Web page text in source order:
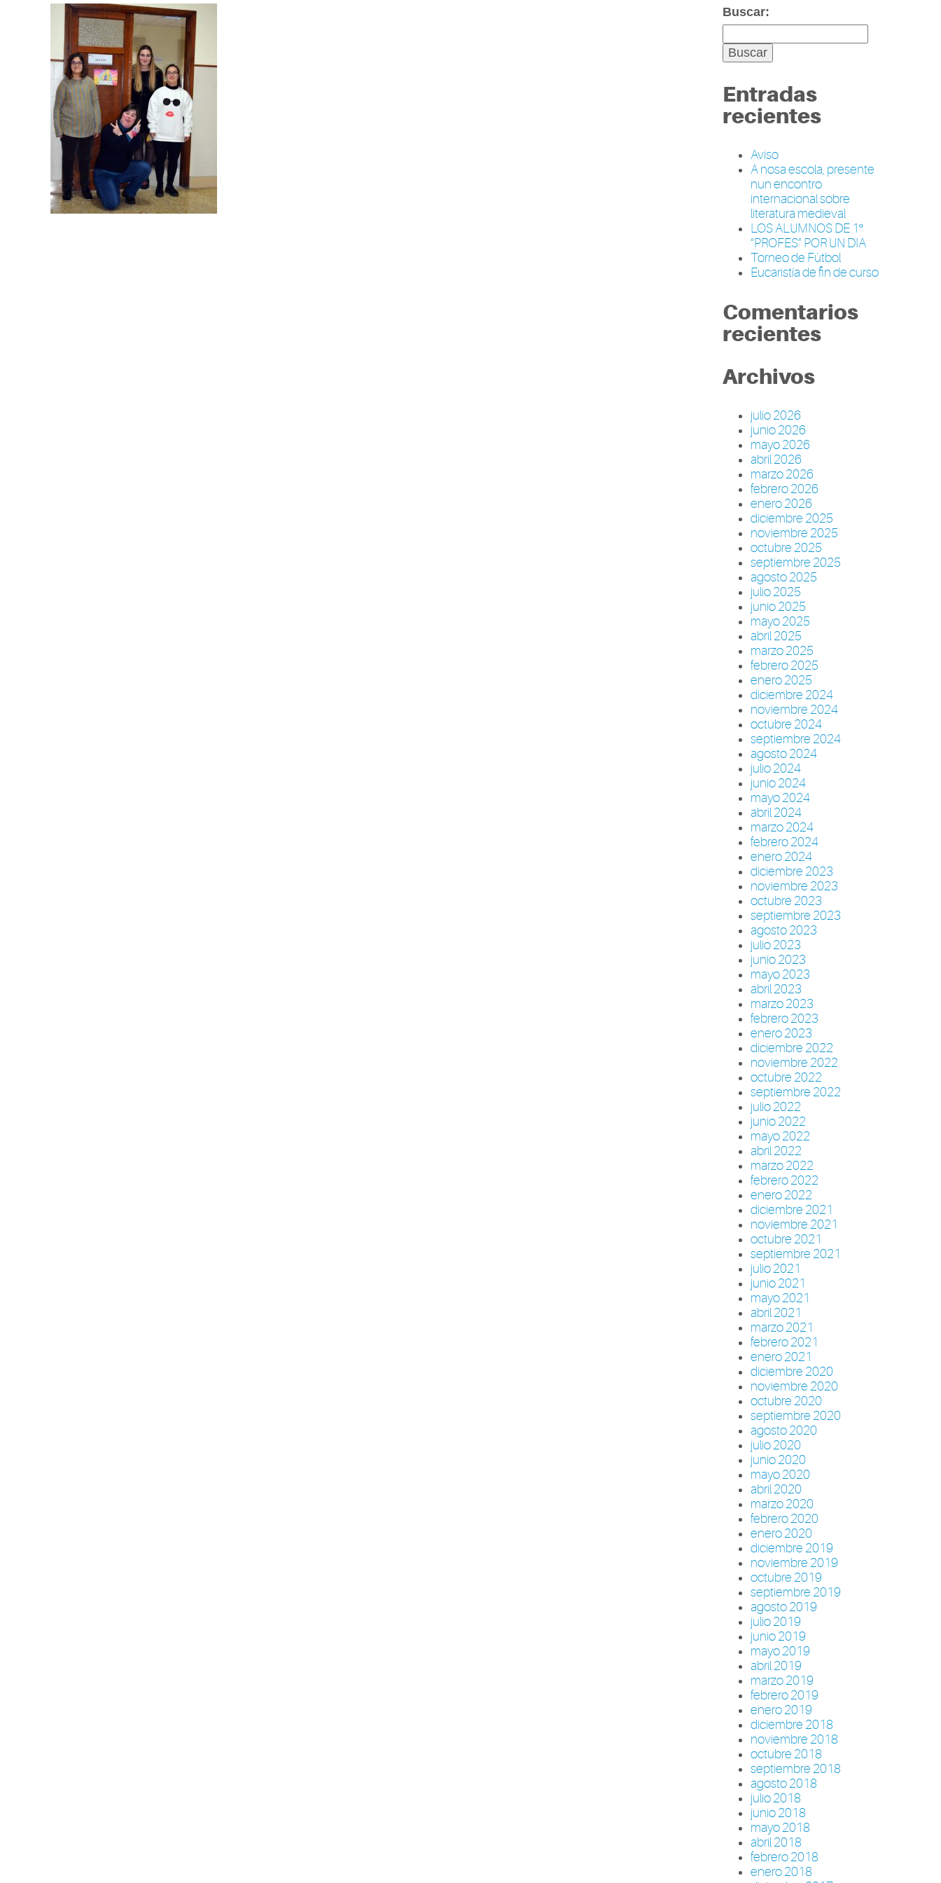
Buscar:
Entradas
recientes
Aviso
A nosa escola, presente
nun encontro
internacional sobre
literatura medieval
LOS ALUMNOS DE 1º
“PROFES” POR UN DIA
Torneo de Fútbol
Eucaristía de fin de curso
Comentarios
recientes
Archivos
julio 2026
junio 2026
mayo 2026
abril 2026
marzo 2026
febrero 2026
enero 2026
diciembre 2025
noviembre 2025
octubre 2025
septiembre 2025
agosto 2025
julio 2025
junio 2025
mayo 2025
abril 2025
marzo 2025
febrero 2025
enero 2025
diciembre 2024
noviembre 2024
octubre 2024
septiembre 2024
agosto 2024
julio 2024
junio 2024
mayo 2024
abril 2024
marzo 2024
febrero 2024
enero 2024
diciembre 2023
noviembre 2023
octubre 2023
septiembre 2023
agosto 2023
julio 2023
junio 2023
mayo 2023
abril 2023
marzo 2023
febrero 2023
enero 2023
diciembre 2022
noviembre 2022
octubre 2022
septiembre 2022
julio 2022
junio 2022
mayo 2022
abril 2022
marzo 2022
febrero 2022
enero 2022
diciembre 2021
noviembre 2021
octubre 2021
septiembre 2021
julio 2021
junio 2021
mayo 2021
abril 2021
marzo 2021
febrero 2021
enero 2021
diciembre 2020
noviembre 2020
octubre 2020
septiembre 2020
agosto 2020
julio 2020
junio 2020
mayo 2020
abril 2020
marzo 2020
febrero 2020
enero 2020
diciembre 2019
noviembre 2019
octubre 2019
septiembre 2019
agosto 2019
julio 2019
junio 2019
mayo 2019
abril 2019
marzo 2019
febrero 2019
enero 2019
diciembre 2018
noviembre 2018
octubre 2018
septiembre 2018
agosto 2018
julio 2018
junio 2018
mayo 2018
abril 2018
febrero 2018
enero 2018